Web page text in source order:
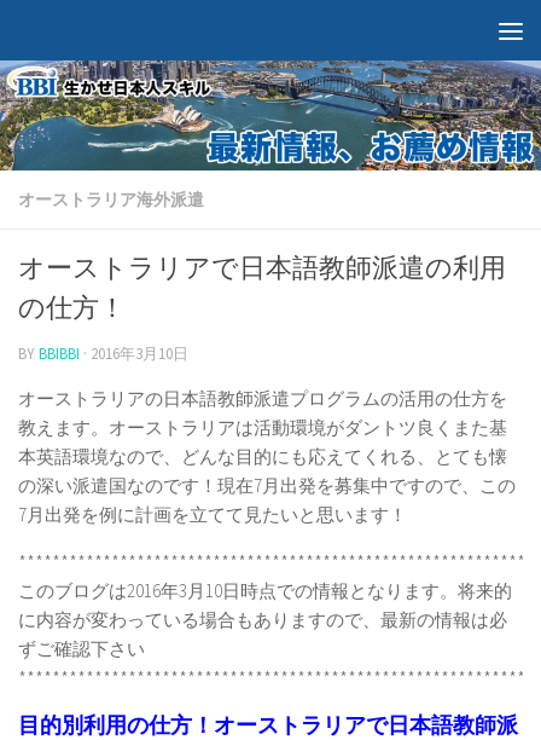
オーストラリア海外派遣
オーストラリアで日本語教師派遣の利用
の仕方！
BYBBIBBI · 2016年3月10日
オーストラリアの日本語教師派遣プログラムの活用の仕方を
教えます。オーストラリアは活動環境がダントツ良くまた基
本英語環境なので、どんな目的にも応えてくれる、とても懐
の深い派遣国なのです！現在7月出発を募集中ですので、この
7月出発を例に計画を立てて見たいと思います！
このブログは2016年3月10日時点での情報となります。将来的
に内容が変わっている場合もありますので、最新の情報は必
ずご確認下さい
目的別利用の仕方！オーストラリアで日本語教師派